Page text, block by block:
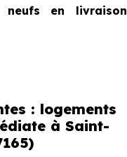
neufs en livraison
ce que vous
: logements
à Saint-